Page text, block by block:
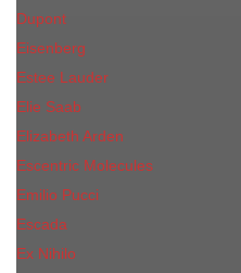
Dupont
Eisenberg
Еsteе Lаudеr
Elie Saab
Elizabeth Arden
Escentric Molecules
Emilio Pucci
Escada
Ex Nihilo